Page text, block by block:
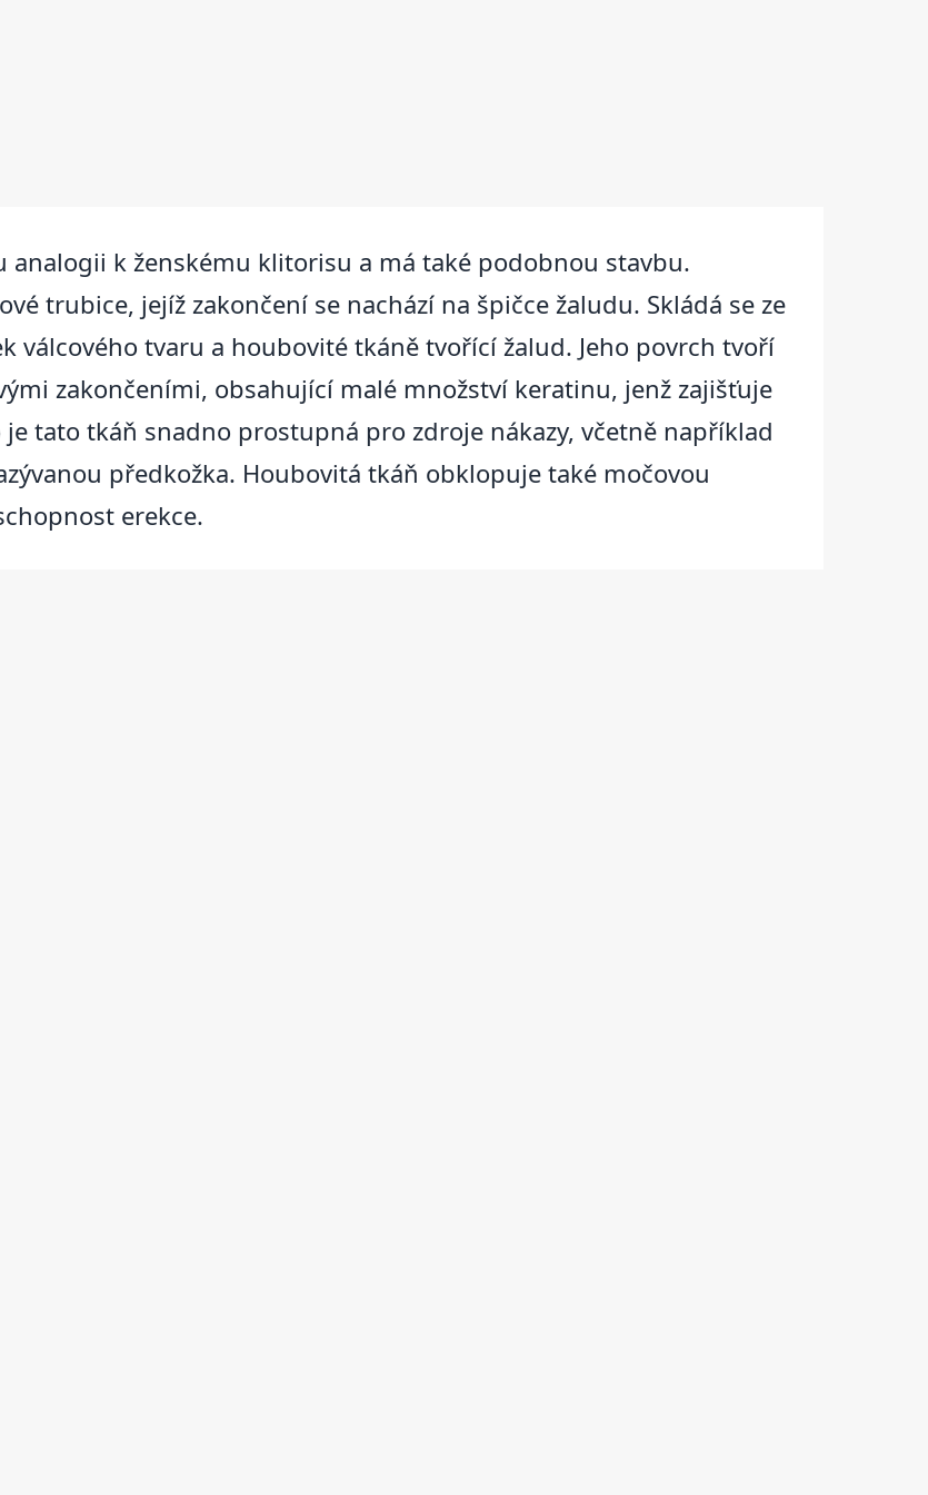
analogii k ženskému klitorisu a má také podobnou stavbu.
trubice, jejíž zakončení se nachází na špičce žaludu. Skládá se ze
válcového tvaru a houbovité tkáně tvořící žalud. Jeho povrch tvoří
zakončeními, obsahující malé množství keratinu, jenž zajišťuje
tato tkáň snadno prostupná pro zdroje nákazy, včetně například
předkožka. Houbovitá tkáň obklopuje také močovou
erekce.